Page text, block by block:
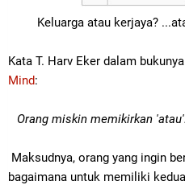
Keluarga atau kerjaya?
Kata T. Harv Eker dalam bukunya
Mind:
Orang miskin memikirkan
Maksudnya, orang yang ingin
bagaimana untuk memiliki